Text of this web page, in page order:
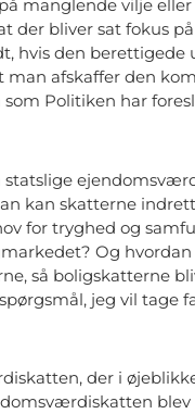
manglende vilje eller
der bliver sat fokus
hvis den berettigede
afskaffer den
Politiken har
kan skatterne
for tryghed og
Og
så boligskatterne
jeg vil tage
der i